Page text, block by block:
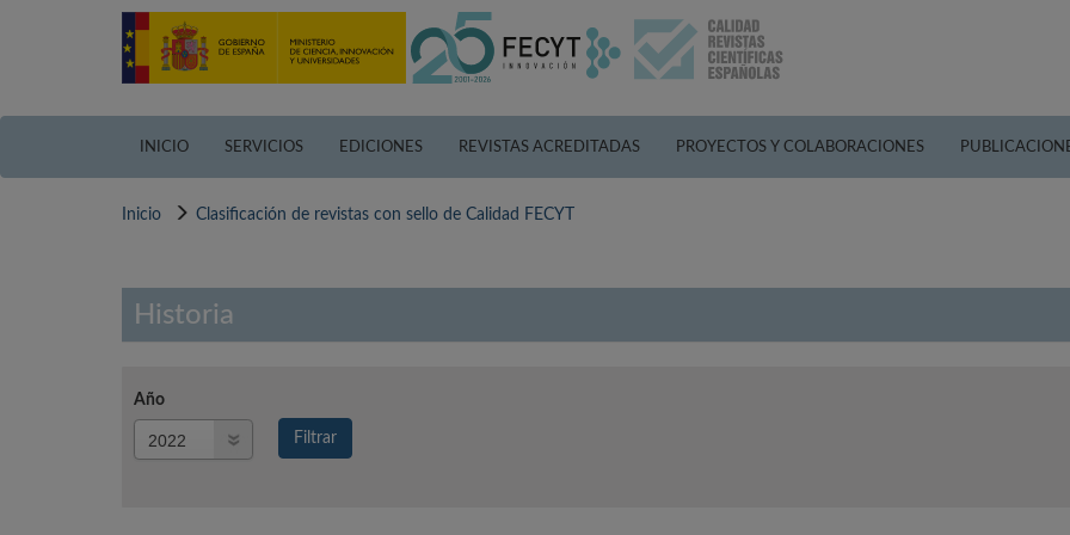
INICIO SERVICIOS EDICIONES REVISTAS ACREDITADAS PROYECTOS Y COLABORACIONES
Inicio Clasificación de revistas con sello de Calidad FECYT
Historia
Año
Filtrar